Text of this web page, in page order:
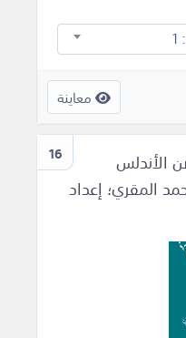
معاينة
16
الأندلس
المقري؛ إعداد